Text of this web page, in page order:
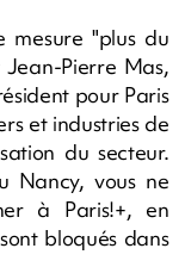
mesure "plus du
Pierre Mas,
pour Paris
et industries de
du secteur.
Nancy, vous ne
à Paris!+, en
bloqués dans